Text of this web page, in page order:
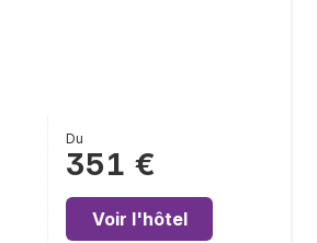
Du
351 €
Voir l'hôtel